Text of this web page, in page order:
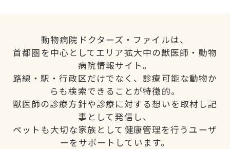
動物病院ドクターズ・ファイルは、
首都圏を中心としてエリア拡大中の獣医師・動物
病院情報サイト。
路線・駅・行政区だけでなく、診療可能な動物か
らも検索できることが特徴的。
獣医師の診療方針や診療に対する想いを取材し記
事として発信し、
ペットも大切な家族として健康管理を行うユーザ
ーをサポートしています。